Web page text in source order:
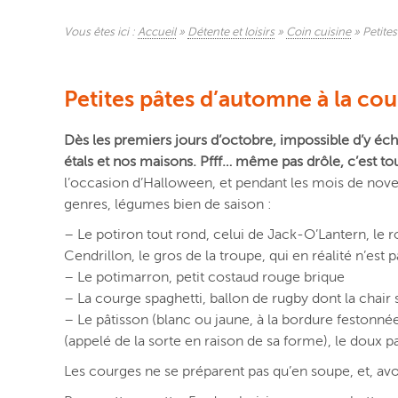
Vous êtes ici : Accueil» Détente et loisirs » Coin cuisine»
Petites pâtes d’automne à la
Dès les premiers jours d’octobre, impossible d’y
étals et nos maisons. Pfff… même pas drôle, c’est
l’occasion d’Halloween, et pendant les mois de
genres, légumes bien de saison :
– Le potiron tout rond, celui de Jack-O’Lantern, le
Cendrillon, le gros de la troupe, qui en réalité n’est
– Le potimarron, petit costaud rouge brique
– La courge spaghetti, ballon de rugby dont la
– Le pâtisson (blanc ou jaune, à la bordure
(appelé de la sorte en raison de sa forme), le doux
Les courges ne se préparent pas qu’en soupe, et,